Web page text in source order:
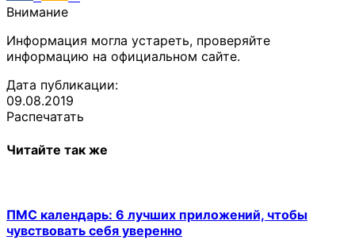
Внимание
Информация могла устареть, проверяйте
информацию на официальном сайте.
Дата публикации:
09.08.2019
Распечатать
Читайте так же
ПМС календарь: 6 лучших приложений, чтобы
чувствовать себя уверенно